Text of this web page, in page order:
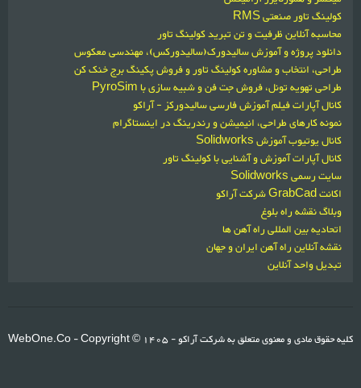
کولینگ تاور صنعتی RMS
محاسبه آنلاین ظرفیت و تن تبرید کولینگ تاور
دانلود پروژه و آموزش سالیدورک(سالیدورکس)، مهندسی معکوس
طراحی، انتخاب و مشاوره کولینگ تاور و فروش پکینگ برج خنک کن
طراحی تهویه تونل، فروش جت فن و شبیه سازی با PyroSim
کانال آپارات فیلم آموزش فارسی سالیدورکز - آراکو
نمونه کارهای طراحی، انیمیشن و رندرینگ در اینستاگرام
کانال یوتیوب آموزش Solidworks
کانال آپارات آموزش و آشنایی با کولینگ تاور
سایت رسمی Solidworks
اکانت GrabCad شرکت آراکو
وبلاگ نقشه راه بلوغ
اتحادیه بین المللی راه آهن ها
نقشه آنلاین راه آهن ایران و جهان
تبدیل واحد آنلاین
WebOne.Co- Copyright © 1405 -کلیه حقوق مادی و معنوی متعلق به شرکت آراکو